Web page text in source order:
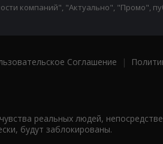
компаний", "Актуально", "Промо",
Соглашение |
реальных людей,
будут заблокированы.